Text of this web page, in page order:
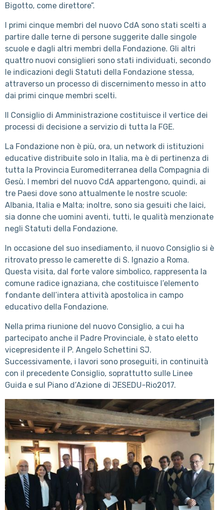
Bigotto, come direttore”.
I primi cinque membri del nuovo CdA sono stati scelti a
partire dalle terne di persone suggerite dalle singole
scuole e dagli altri membri della Fondazione. Gli altri
quattro nuovi consiglieri sono stati individuati, secondo
le indicazioni degli Statuti della Fondazione stessa,
attraverso un processo di discernimento messo in atto
dai primi cinque membri scelti.
Il Consiglio di Amministrazione costituisce il vertice dei
processi di decisione a servizio di tutta la FGE.
La Fondazione non è più, ora, un network di istituzioni
educative distribuite solo in Italia, ma è di pertinenza di
tutta la Provincia Euromediterranea della Compagnia di
Gesù. I membri del nuovo CdA appartengono, quindi, ai
tre Paesi dove sono attualmente le nostre scuole:
Albania, Italia e Malta; inoltre, sono sia gesuiti che laici,
sia donne che uomini aventi, tutti, le qualità menzionate
negli Statuti della Fondazione.
In occasione del suo insediamento, il nuovo Consiglio si è
ritrovato presso le camerette di S. Ignazio a Roma.
Questa visita, dal forte valore simbolico, rappresenta la
comune radice ignaziana, che costituisce l’elemento
fondante dell’intera attività apostolica in campo
educativo della Fondazione.
Nella prima riunione del nuovo Consiglio, a cui ha
partecipato anche il Padre Provinciale, è stato eletto
vicepresidente il P. Angelo Schettini SJ.
Successivamente, i lavori sono proseguiti, in continuità
con il precedente Consiglio, soprattutto sulle Linee
Guida e sul Piano d’Azione di JESEDU-Rio2017.